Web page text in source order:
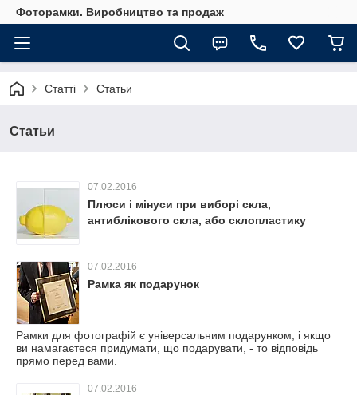
Фоторамки. Виробництво та продаж
Статті Статьи
Статьи
07.02.2016
Плюси і мінуси при виборі скла,
антиблікового скла, або склопластику
07.02.2016
Рамка як подарунок
Рамки для фотографій є універсальним подарунком, і якщо
ви намагаєтеся придумати, що подарувати, - то відповідь
прямо перед вами.
07.02.2016